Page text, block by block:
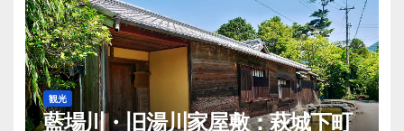
観光
藍場川・旧湯川家屋敷：萩城下町